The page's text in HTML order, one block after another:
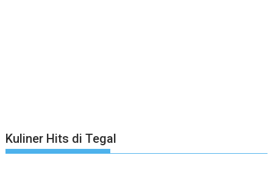
Kuliner Hits di Tegal